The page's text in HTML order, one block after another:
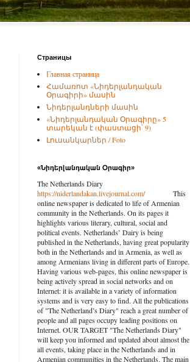
Страницы
Главная страница
Համառոտ «Նիդերլանդական
Օրագիրի» մասին
Նիդերլանդների մասին
«Նիդերլանդական Օրագիրը» 5
տարեկան է (փաստացի՝ 9)
Լուսանկարներ / Foto
«Նիդերլանդական Օրագիր»
The Netherlands Diary
https://niderlandakan.livejournal.com/This
online newspaper is dedicated to life of Armenian
community in the Netherlands. On its pages it
highlights various literary, cultural, social and
political events. Netherlands’ Dairy is being
published in the Netherlands, having great popularity
both in the Netherlands and in Armenia, as well as
among Armenians living in different parts of Europe.
Having various web-pages, this online newspaper is
being actively spread in social networks and on
Internet: it is available in a variety of information
systems and is very easy to find. All the publications
of "The Netherland’s Diary" reach a great number of
people and all pages occupy leading positions on
Internet. OUR TARGET "The Netherlands Diary"
will keep you informed and updated about almost the
all events, taking place in the Netherlands and in
Armenian communities in the Netherlands. The main